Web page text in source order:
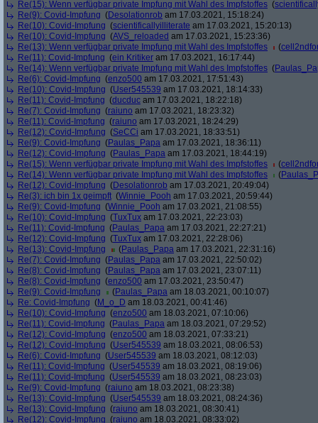
Re(15): Wenn verfügbar private Impfung mit Wahl des Impfstoffes (
Re(9): Covid-Impfung (Desolationrob am 17.03.2021, 15:18:24)
Re(10): Covid-Impfung (scientificallyilliterate am 17.03.2021, 15:20:13)
Re(10): Covid-Impfung (AVS_reloaded am 17.03.2021, 15:23:36)
Re(13): Wenn verfügbar private Impfung mit Wahl des Impfstoffes
(
Re(11): Covid-Impfung (ein Kritiker am 17.03.2021, 16:17:44)
Re(14): Wenn verfügbar private Impfung mit Wahl des Impfstoffes (
Re(6): Covid-Impfung (enzo500 am 17.03.2021, 17:51:43)
Re(10): Covid-Impfung (User545539 am 17.03.2021, 18:14:33)
Re(11): Covid-Impfung (ducduc am 17.03.2021, 18:22:18)
Re(7): Covid-Impfung (raiuno am 17.03.2021, 18:23:32)
Re(11): Covid-Impfung (raiuno am 17.03.2021, 18:24:29)
Re(12): Covid-Impfung (SeCCi am 17.03.2021, 18:33:51)
Re(9): Covid-Impfung (Paulas_Papa am 17.03.2021, 18:36:11)
Re(12): Covid-Impfung (Paulas_Papa am 17.03.2021, 18:44:19)
Re(15): Wenn verfügbar private Impfung mit Wahl des Impfstoffes
(
Re(14): Wenn verfügbar private Impfung mit Wahl des Impfstoffes
(
Re(12): Covid-Impfung (Desolationrob am 17.03.2021, 20:49:04)
Re(3): ich bin 1x geimpft (Winnie_Pooh am 17.03.2021, 20:59:44)
Re(9): Covid-Impfung (Winnie_Pooh am 17.03.2021, 21:08:55)
Re(10): Covid-Impfung (TuxTux am 17.03.2021, 22:23:03)
Re(11): Covid-Impfung (Paulas_Papa am 17.03.2021, 22:27:21)
Re(12): Covid-Impfung (TuxTux am 17.03.2021, 22:28:06)
Re(13): Covid-Impfung
(Paulas_Papa am 17.03.2021, 22:31:16)
Re(7): Covid-Impfung (Paulas_Papa am 17.03.2021, 22:50:02)
Re(8): Covid-Impfung (Paulas_Papa am 17.03.2021, 23:07:11)
Re(8): Covid-Impfung (enzo500 am 17.03.2021, 23:50:47)
Re(9): Covid-Impfung
(Paulas_Papa am 18.03.2021, 00:10:07)
Re: Covid-Impfung (M_o_D am 18.03.2021, 00:41:46)
Re(10): Covid-Impfung (enzo500 am 18.03.2021, 07:10:06)
Re(11): Covid-Impfung (Paulas_Papa am 18.03.2021, 07:29:52)
Re(12): Covid-Impfung (enzo500 am 18.03.2021, 07:33:21)
Re(12): Covid-Impfung (User545539 am 18.03.2021, 08:06:53)
Re(6): Covid-Impfung (User545539 am 18.03.2021, 08:12:03)
Re(11): Covid-Impfung (User545539 am 18.03.2021, 08:19:06)
Re(11): Covid-Impfung (User545539 am 18.03.2021, 08:23:03)
Re(9): Covid-Impfung (raiuno am 18.03.2021, 08:23:38)
Re(13): Covid-Impfung (User545539 am 18.03.2021, 08:24:36)
Re(13): Covid-Impfung (raiuno am 18.03.2021, 08:30:41)
Re(12): Covid-Impfung (raiuno am 18.03.2021, 08:33:02)